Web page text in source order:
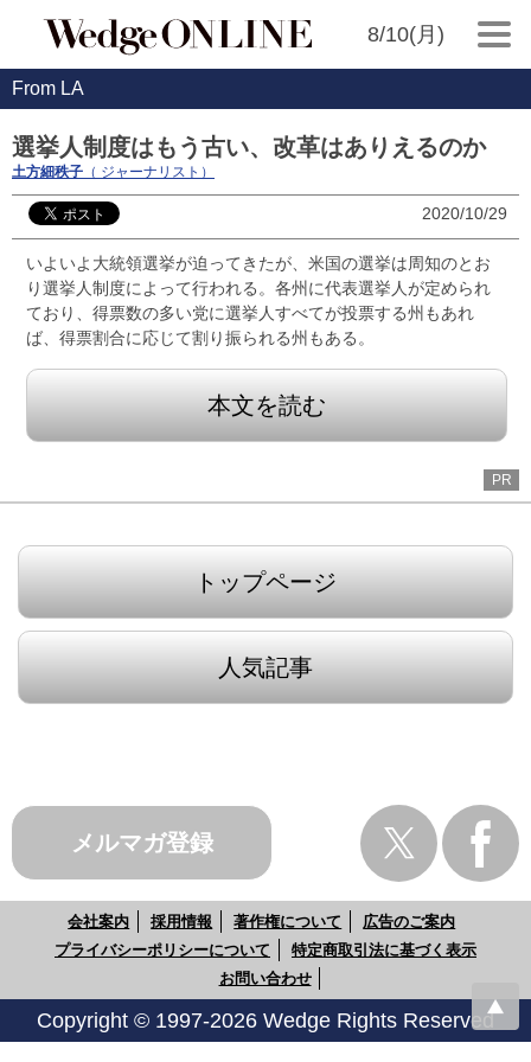
8/10(月)
From LA
選挙人制度はもう古い、改革はありえるのか
土方細秩子 （ ジャーナリスト）
2020/10/29
いよいよ大統領選挙が迫ってきたが、米国の選挙は周知のとお
り選挙人制度によって行われる。各州に代表選挙人が定められ
ており、得票数の多い党に選挙人すべてが投票する州もあれ
ば、得票割合に応じて割り振られる州もある。
本文を読む
PR
トップページ
人気記事
メルマガ登録
会社案内 採用情報 著作権について
広告のご案内
プライバシーポリシーについて
特定商取引法に基づく表示
お問い合わせ
Copyright © 1997-2026 Wedge Rights Reserved